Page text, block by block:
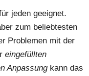
jeden geeignet.
zum beliebtesten
Problemen mit der
eingefüllten
Anpassungkann das